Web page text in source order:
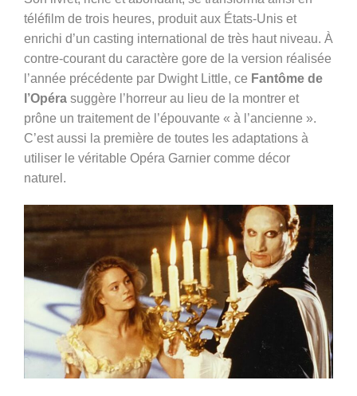
téléfilm de trois heures, produit aux États-Unis et
enrichi d’un casting international de très haut niveau. À
contre-courant du caractère gore de la version réalisée
l’année précédente par Dwight Little, ce Fantôme de
l’Opéra suggère l’horreur au lieu de la montrer et
prône un traitement de l’épouvante « à l’ancienne ».
C’est aussi la première de toutes les adaptations à
utiliser le véritable Opéra Garnier comme décor
naturel.